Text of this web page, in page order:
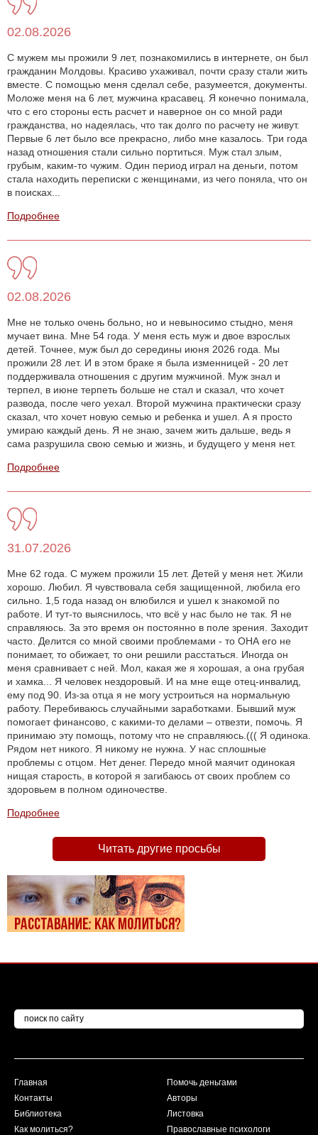
02.08.2026
С мужем мы прожили 9 лет, познакомились в интернете, он был
гражданин Молдовы. Красиво ухаживал, почти сразу стали жить
вместе. С помощью меня сделал себе, разумеется, документы.
Моложе меня на 6 лет, мужчина красавец. Я конечно понимала,
что с его стороны есть расчет и наверное он со мной ради
гражданства, но надеялась, что так долго по расчету не живут.
Первые 6 лет было все прекрасно, либо мне казалось. Три года
назад отношения стали сильно портиться. Муж стал злым,
грубым, каким-то чужим. Один период играл на деньги, потом
стала находить переписки с женщинами, из чего поняла, что он
в поисках...
Подробнее
02.08.2026
Мне не только очень больно, но и невыносимо стыдно, меня
мучает вина. Мне 54 года. У меня есть муж и двое взрослых
детей. Точнее, муж был до середины июня 2026 года. Мы
прожили 28 лет. И в этом браке я была изменницей - 20 лет
поддерживала отношения с другим мужчиной. Муж знал и
терпел, в июне терпеть больше не стал и сказал, что хочет
развода, после чего уехал. Второй мужчина практически сразу
сказал, что хочет новую семью и ребенка и ушел. А я просто
умираю каждый день. Я не знаю, зачем жить дальше, ведь я
сама разрушила свою семью и жизнь, и будущего у меня нет.
Подробнее
31.07.2026
Мне 62 года. С мужем прожили 15 лет. Детей у меня нет. Жили
хорошо. Любил. Я чувствовала себя защищенной, любила его
сильно. 1,5 года назад он влюбился и ушел к знакомой по
работе. И тут-то выяснилось, что всё у нас было не так. Я не
справляюсь. За это время он постоянно в поле зрения. Заходит
часто. Делится со мной своими проблемами - то ОНА его не
понимает, то обижает, то они решили расстаться. Иногда он
меня сравнивает с ней. Мол, какая же я хорошая, а она грубая
и хамка... Я человек нездоровый. И на мне еще отец-инвалид,
ему под 90. Из-за отца я не могу устроиться на нормальную
работу. Перебиваюсь случайными заработками. Бывший муж
помогает финансово, с какими-то делами – отвезти, помочь. Я
принимаю эту помощь, потому что не справляюсь.((( Я одинока.
Рядом нет никого. Я никому не нужна. У нас сплошные
проблемы с отцом. Нет денег. Передо мной маячит одинокая
нищая старость, в которой я загибаюсь от своих проблем со
здоровьем в полном одиночестве.
Подробнее
Читать другие просьбы
Главная
Контакты
Библиотека
Как молиться?
Помочь деньгами
Авторы
Листовка
Православные психологи